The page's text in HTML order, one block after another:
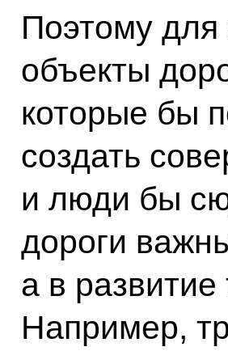
Поэтому для
объекты
которые бы
создать
и люди бы
дороги
а в развитие
Например,